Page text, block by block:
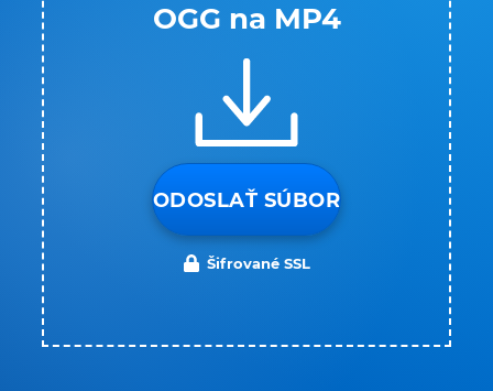
OGG na MP4
ODOSLAŤ SÚBOR
Šifrované SSL